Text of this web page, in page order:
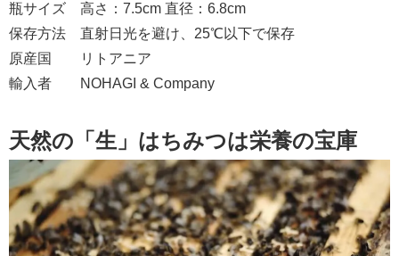
瓶サイズ 高さ：7.5cm 直径：6.8cm
保存方法 直射日光を避け、25℃以下で保存
原産国 リトアニア
輸入者 NOHAGI & Company
天然の「生」はちみつは栄養の宝庫​